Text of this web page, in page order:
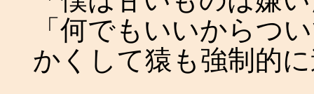
「何でもいいからつ
かくして猿も強制的